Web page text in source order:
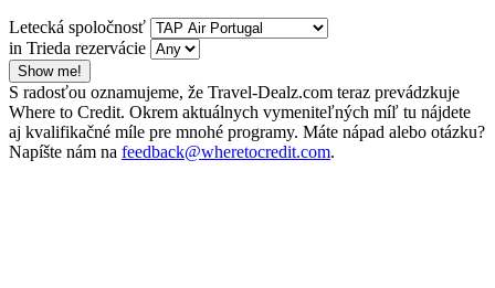
Letecká spoločnosť
in Trieda rezervácie
Show me!
S radosťou oznamujeme, že Travel-Dealz.com teraz prevádzkuje
Where to Credit. Okrem aktuálnych vymeniteľných míľ tu nájdete
aj kvalifikačné míle pre mnohé programy. Máte nápad alebo otázku?
Napíšte nám na feedback@wheretocredit.com.